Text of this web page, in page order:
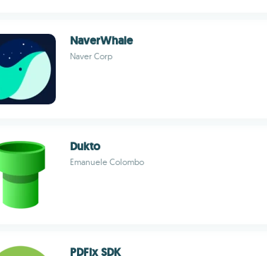
NaverWhale
Naver Corp
Dukto
Emanuele Colombo
PDFix SDK